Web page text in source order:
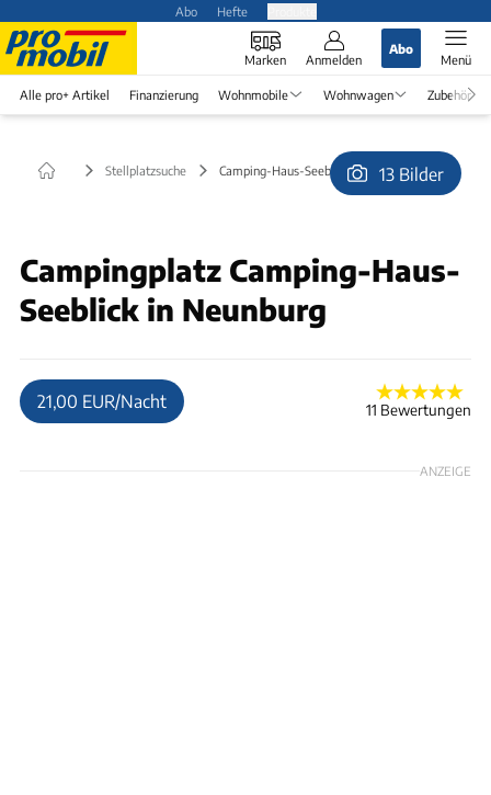
Abo Hefte
Marken Anmelden
Abo
Menü
Alle pro+ Artikel Finanzierung Wohnmobile Wohnwagen Zubehör
Stellplatzsuche Camping-Haus-Seeblick in Neunburg
13 Bilder
Campingplatz Camping-Haus-
Seeblick in Neunburg
21,00 EUR/Nacht 11 Bewertungen
ANZEIGE